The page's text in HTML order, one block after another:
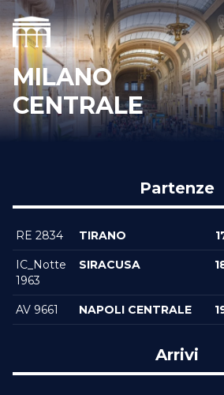
MILANO
CENTRALE
Partenze
RE 2834 TIRANO
IC_Notte
1963
SIRACUSA
AV 9661 NAPOLI CENTRALE
Arrivi